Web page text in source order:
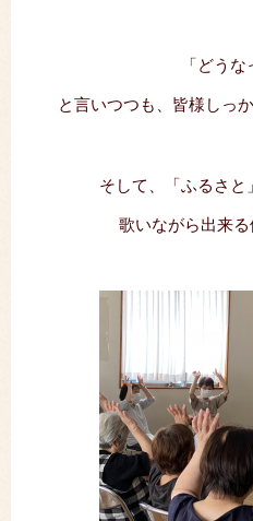
「どうな
と言いつつも、皆様しっ
そして、「ふるさと
歌いながら出来